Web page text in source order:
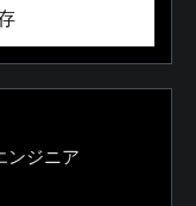
ンジニア